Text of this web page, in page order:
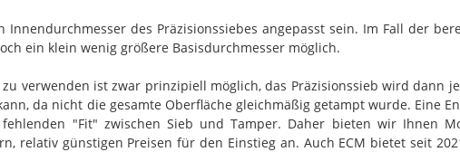
des Präzisionssiebes angepasst sein. Im Fall der
ein klein wenig größere Basisdurchmesser möglich.
verwenden ist zwar prinzipiell möglich, das Präzisionssieb wird dann
da nicht die gesamte Oberfläche gleichmäßig getampt wurde. Eine
"Fit" zwischen Sieb und Tamper. Daher bieten wir Ihnen
relativ günstigen Preisen für den Einstieg an. Auch ECM bietet seit